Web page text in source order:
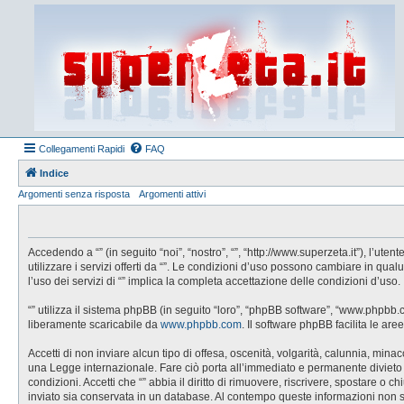
Collegamenti Rapidi FAQ
Indice
Argomenti senza risposta
Argomenti attivi
Accedendo a “” (in seguito “noi”, “nostro”, “”, “http://www.superzeta.it”),
utilizzare i servizi offerti da “”. Le condizioni d’uso possono cambiare in
l’uso dei servizi di “” implica la completa accettazione delle condizioni d’uso.
“” utilizza il sistema phpBB (in seguito “loro”, “phpBB software”,
liberamente scaricabile da www.phpbb.com. Il software phpBB facilita le
Accetti di non inviare alcun tipo di offesa, oscenità, volgarità, calunnia,
una Legge internazionale. Fare ciò porta all’immediato e permanente
condizioni. Accetti che “” abbia il diritto di rimuovere, riscrivere, spostare o
inviato sia conservata in un database. Al contempo queste informazioni